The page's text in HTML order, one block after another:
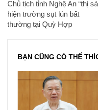
Chủ tịch tỉnh Nghệ An “thị
hiện trường sụt lún bất
thường tại Quỳ Hợp
BẠN CŨNG CÓ THỂ